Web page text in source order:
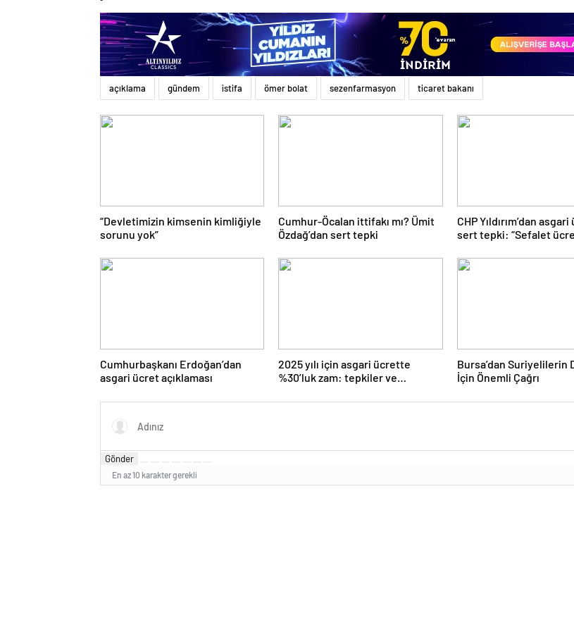
açıklama gündem istifa ömer bolat sezenfarmasyon ticaret bakanı
“Devletimizin kimsenin kimliğiyle
sorunu yok”
Cumhur-Öcalan ittifakı mı? Ümit
Özdağ’dan sert tepki
CHP Yıldırım’dan
sert tepki: “Sefalet
Cumhurbaşkanı Erdoğan’dan
asgari ücret açıklaması
2025 yılı için asgari ücrette
%30’luk zam: tepkiler ve
Bursa’dan Suriyelilerin
İçin Önemli Çağrı
Gönder
En az 10 karakter gerekli